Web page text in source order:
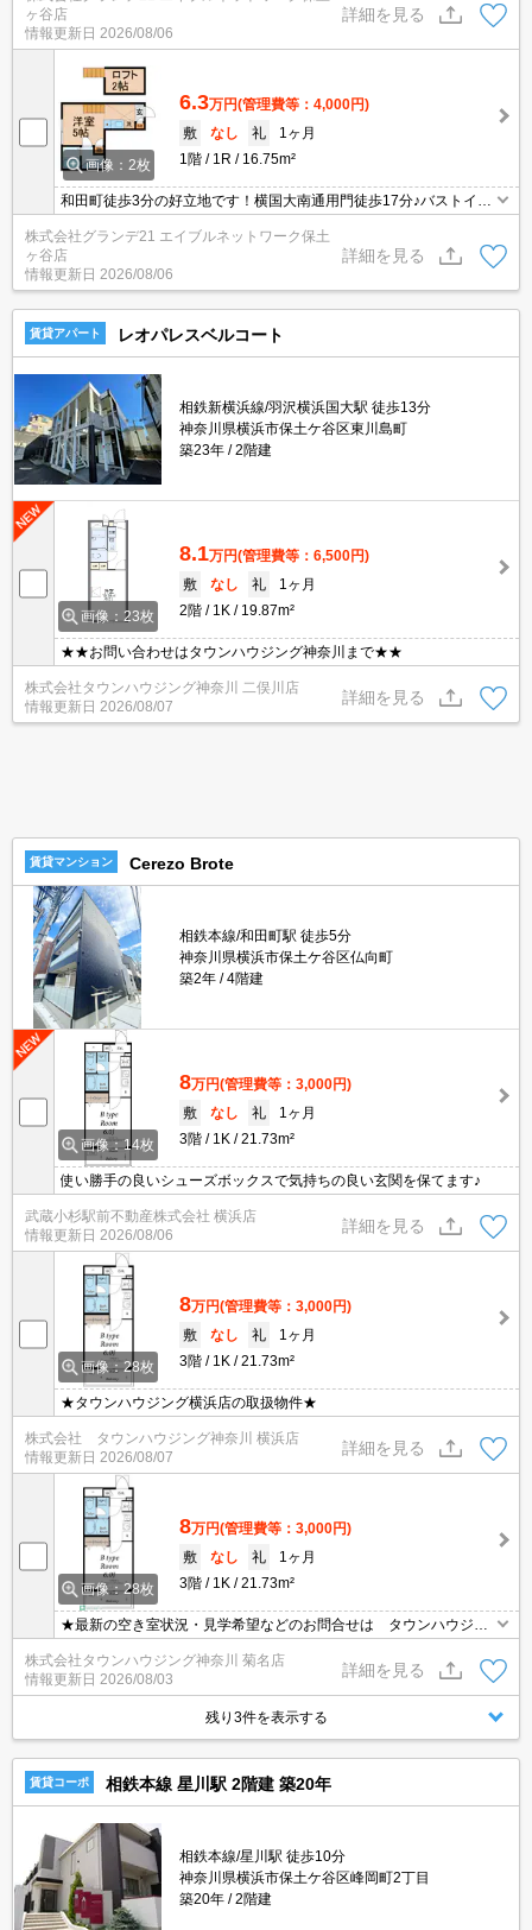
す☆彡
ヶ谷店
情報更新日 2026/08/06
詳細を見る
画像：2枚
6.3万円(管理費等：4,000円)
敷
なし 礼
1ヶ月
1階
1R 16.75m²
和田町徒歩3分の好立地です！横国大南通用門徒歩17分♪バストイレ
別・浴室乾燥・浴室暖房・温水洗浄便座・TVインターホンなど設備
が充実です！
株式会社グランデ21 エイブルネットワーク保土
ヶ谷店
情報更新日 2026/08/06
詳細を見る
賃貸アパート レオパレスベルコート
相鉄新横浜線/羽沢横浜国大駅 徒歩13分
神奈川県横浜市保土ケ谷区東川島町
築23年
2階建
画像：23枚
8.1万円(管理費等：6,500円)
敷
なし 礼
1ヶ月
2階
1K 19.87m²
★★お問い合わせはタウンハウジング神奈川まで★★
株式会社タウンハウジング神奈川 二俣川店
情報更新日 2026/08/07
詳細を見る
賃貸マンション Cerezo Brote
相鉄本線/和田町駅 徒歩5分
神奈川県横浜市保土ケ谷区仏向町
築2年
4階建
画像：14枚
8万円(管理費等：3,000円)
敷
なし 礼
1ヶ月
3階
1K 21.73m²
使い勝手の良いシューズボックスで気持ちの良い玄関を保てます♪
武蔵小杉駅前不動産株式会社 横浜店
情報更新日 2026/08/06
詳細を見る
画像：28枚
8万円(管理費等：3,000円)
敷
なし 礼
1ヶ月
3階
1K 21.73m²
★タウンハウジング横浜店の取扱物件★
株式会社 タウンハウジング神奈川 横浜店
情報更新日 2026/08/07
詳細を見る
画像：28枚
8万円(管理費等：3,000円)
敷
なし 礼
1ヶ月
3階
1K 21.73m²
★最新の空き室状況・見学希望などのお問合せは タウンハウジン
グまでお気軽に♪★
株式会社タウンハウジング神奈川 菊名店
情報更新日 2026/08/03
詳細を見る
残り3件を表示する
賃貸コーポ 相鉄本線 星川駅 2階建 築20年
相鉄本線/星川駅 徒歩10分
神奈川県横浜市保土ケ谷区峰岡町2丁目
築20年
2階建